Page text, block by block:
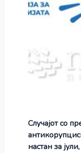
Случајот со
настан за